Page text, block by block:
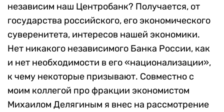
независим наш Центробанк? Получается, от
государства российского, его экономического
суверенитета, интересов нашей экономики.
Нет никакого независимого Банка России, как
и нет необходимости в его «национализации»,
к чему некоторые призывают. Совместно с
моим коллегой про фракции экономистом
Михаилом Делягиным я внес на рассмотрение